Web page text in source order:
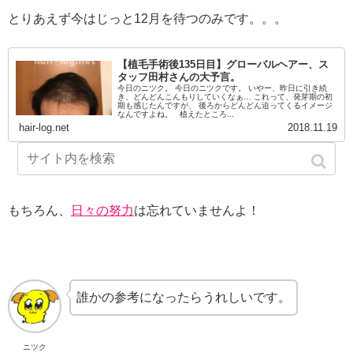
とりあえず今はじっと12月を待つのみです。。。
【植毛手術後135日目】グローバルヘアー、ス
タッフ田村さんの大予言。
今日のニツク。 今日のニツクです。 いやー、昨日に引き続
き、どんどんこんもりしていくなぁ… これって、発芽期の初
期も感じたんですが、 後ろからどんどん迫ってくるイメージ
なんですよね。 植えたところ...
hair-log.net 2018.11.19
もちろん、 日々の努力は忘れていませんよ！
ニツク
誰かの参考になったらうれしいです。